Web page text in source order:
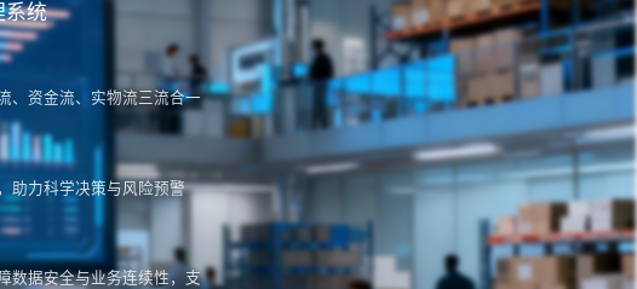
系统
、资金流、实物流三流合一
助力科学决策与风险预警
数据安全与业务连续性，支